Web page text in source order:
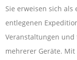
Sie erweisen sich
entlegenen
Veranstaltungen
mehrerer Geräte.